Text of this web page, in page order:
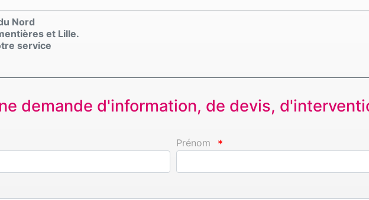
Nord
et Lille.
service
demande d'information, de devis,
Prénom *